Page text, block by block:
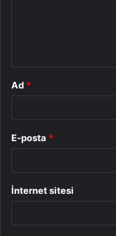
Ad *
E-posta *
İnternet sitesi